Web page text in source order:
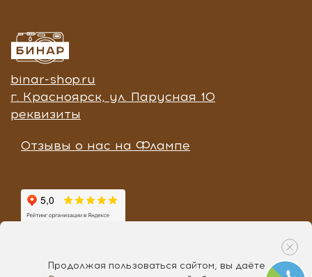
binar-shop.ru
г. Красноярск, ул. Парусная 10
реквизиты
Отзывы о нас на Флампе
Продолжая пользоваться сайтом, вы даёте